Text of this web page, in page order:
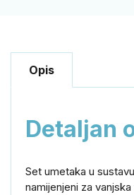
Opis
Detaljan
Set umetaka u
namijenjeni za